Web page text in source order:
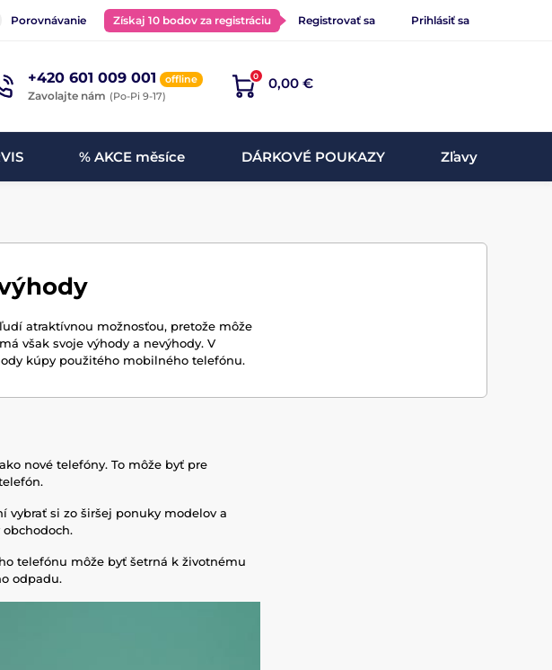
Porovnávanie Získaj 10 bodov za registráciu Registrovať sa Prihlásiť sa
+420 601 009 001 offline
Zavolajte nám (Po-Pi 9-17)
0 0,00 €
% AKCE měsíce DÁRKOVÉ POUKAZY Zľavy
atraktívnou možnosťou, pretože môže
však svoje výhody a nevýhody. V
kúpy použitého mobilného telefónu.
nové telefóny. To môže byť pre
si zo širšej ponuky modelov a
telefónu môže byť šetrná k životnému
odpadu.